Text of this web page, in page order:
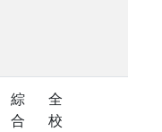
綜
合
全
校